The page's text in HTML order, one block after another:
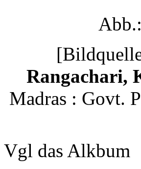
Rangachari,
Madras : Govt.
Vgl das Alkbum